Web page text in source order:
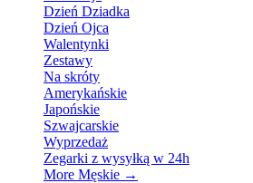
Dzień Dziadka
Dzień Ojca
Walentynki
Zestawy
Na skróty
Amerykańskie
Japońskie
Szwajcarskie
Wyprzedaż
Zegarki z wysyłką w 24h
More Męskie →